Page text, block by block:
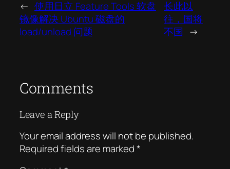
← 使用日立 Feature Tools 软盘
镜像解决 Ubuntu 磁盘的
load/unload 问题
长此以
往，国将
不国 →
Comments
Leave a Reply
Your email address will not be published.
Required fields are marked*